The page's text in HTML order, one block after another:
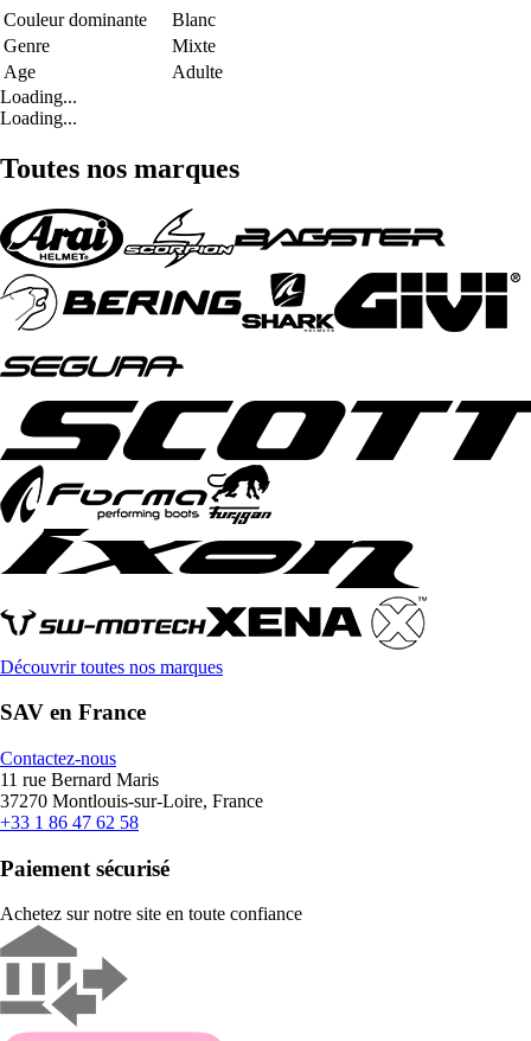
Couleur dominante
Blanc
Genre
Mixte
Age
Adulte
Loading...
Loading...
Toutes nos marques
Découvrir toutes nos marques
SAV en France
Contactez-nous
11 rue Bernard Maris
37270 Montlouis-sur-Loire, France
+33 1 86 47 62 58
Paiement sécurisé
Achetez sur notre site en toute confiance